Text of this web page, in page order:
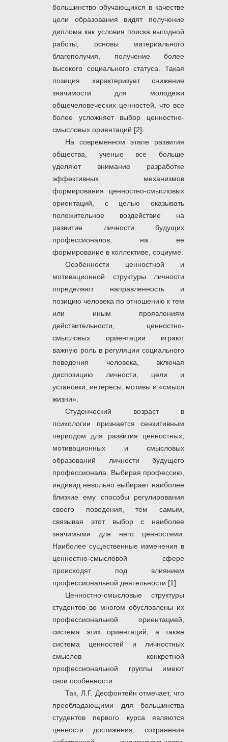
большинство обучающихся в качестве
цели образования видят получение
диплома как условия поиска выгодной
работы, основы материального
благополучия, получение более
высокого социального статуса. Такая
позиция характеризует снижение
значимости для молодежи
общечеловеческих ценностей, что все
более усложняет выбор ценностно-
смысловых ориентаций [2].
На современном этапе развития
общества, ученые все больше
уделяют внимание разработке
эффективных механизмов
формирования ценностно-смысловых
ориентаций, с целью оказывать
положительное воздействие на
развитие личности будущих
профессионалов, на ее
формирование в коллективе, социуме.
Особенности ценностной и
мотивационной структуры личности
определяют направленность и
позицию человека по отношению к тем
или иным проявлениям
действительности, ценностно-
смысловых ориентации играют
важную роль в регуляции социального
поведения человека, включая
диспозицию личности, цели и
установки, интересы, мотивы и «смысл
жизни».
Студенческий возраст в
психологии признается сензитивным
периодом для развития ценностных,
мотивационных и смысловых
образований личности будущего
профессионала. Выбирая профессию,
индивид невольно выбирает наиболее
близкие ему способы регулирования
своего поведения, тем самым,
связывая этот выбор с наиболее
значимыми для него ценностями.
Наиболее существенные изменения в
ценностно-смысловой сфере
происходят под влиянием
профессиональной деятельности [1].
Ценностно-смысловые структуры
студентов во многом обусловлены их
профессиональной ориентацией,
система этих ориентаций, а также
система ценностей и личностных
смыслов конкретной
профессиональной группы имеют
свои особенности.
Так, Л.Г. Десфонтейн отмечает, что
преобладающими для большинства
студентов первого курса являются
ценности достижения, сохранения